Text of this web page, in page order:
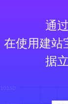
通
在使用建站
据